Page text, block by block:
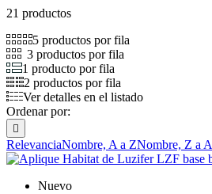
21 productos
5 productos por fila
3 productos por fila
1 producto por fila
2 productos por fila
Ver detalles en el listado
Ordenar por:

RelevanciaNombre, A a ZNombre, Z a A
Nuevo